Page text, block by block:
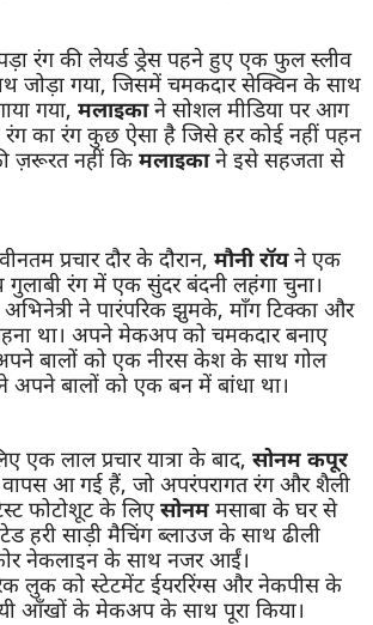
रंग की लेयर्ड ड्रेस पहने हुए एक फुल स्लीव
जोड़ा गया, जिसमें चमकदार सेक्विन के साथ
गया, मलाइकाने सोशल मीडिया पर आग
रंग का रंग कुछ ऐसा है जिसे हर कोई नहीं पहन
ज़रूरत नहीं कि मलाइकाने इसे सहजता से
प्रचार दौर के दौरान, मौनी रॉयने एक
रंग में एक सुंदर बंदनी लहंगा चुना।
ने पारंपरिक झुमके, माँग टिक्का और
था। अपने मेकअप को चमकदार बनाए
बालों को एक नीरस केश के साथ गोल
अपने बालों को एक बन में बांधा था।
एक लाल प्रचार यात्रा के बाद, सोनम कपूर
आ गई हैं, जो अपरंपरागत रंग और शैली
फोटोशूट के लिएसोनम मसाबा के घर से
हरी साड़ी मैचिंग ब्लाउज के साथ ढीली
नेकलाइन के साथ नजर आईं।
लुक को स्टेटमेंट ईयररिंग्स और नेकपीस के
आँखों के मेकअप के साथ पूरा किया।